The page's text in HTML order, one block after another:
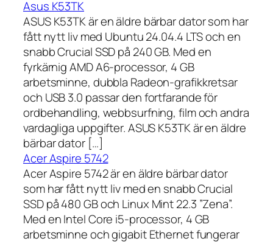
Asus K53TK
ASUS K53TK är en äldre bärbar dator som har
fått nytt liv med Ubuntu 24.04.4 LTS och en
snabb Crucial SSD på 240 GB. Med en
fyrkärnig AMD A6-processor, 4 GB
arbetsminne, dubbla Radeon-grafikkretsar
och USB 3.0 passar den fortfarande för
ordbehandling, webbsurfning, film och andra
vardagliga uppgifter. ASUS K53TK är en äldre
bärbar dator […]
Acer Aspire 5742
Acer Aspire 5742 är en äldre bärbar dator
som har fått nytt liv med en snabb Crucial
SSD på 480 GB och Linux Mint 22.3 ”Zena”.
Med en Intel Core i5-processor, 4 GB
arbetsminne och gigabit Ethernet fungerar